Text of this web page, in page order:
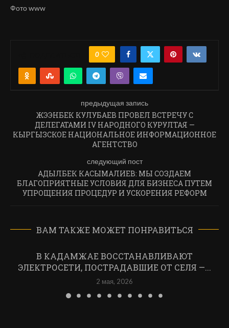
Фото www
0
предыдущая запись
ЖЭЭНБЕК КУЛУБАЕВ ПРОВЕЛ ВСТРЕЧУ С
ДЕЛЕГАТАМИ IV НАРОДНОГО КУРУЛТАЯ —
КЫРГЫЗСКОЕ НАЦИОНАЛЬНОЕ ИНФОРМАЦИОННОЕ
АГЕНТСТВО
следующий пост
АДЫЛБЕК КАСЫМАЛИЕВ: МЫ СОЗДАЕМ
БЛАГОПРИЯТНЫЕ УСЛОВИЯ ДЛЯ БИЗНЕСА ПУТЕМ
УПРОЩЕНИЯ ПРОЦЕДУР И УСКОРЕНИЯ РЕФОРМ
ВАМ ТАКЖЕ МОЖЕТ ПОНРАВИТЬСЯ
В КАДАМЖАЕ ВОССТАНАВЛИВАЮТ
ЭЛЕКТРОСЕТИ, ПОСТРАДАВШИЕ ОТ СЕЛЯ —...
2 мая, 2026